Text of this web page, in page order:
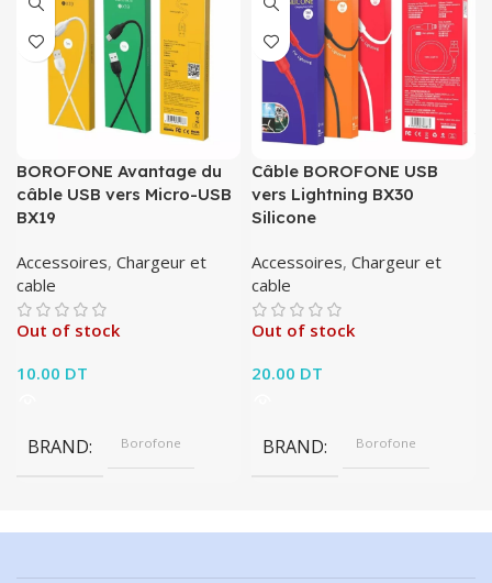
BOROFONE Avantage du
câble USB vers Micro-USB
BX19
Accessoires, Chargeur et
cable
Out of stock
10.00 DT
BRAND Borofone
Câble BOROFONE USB
vers Lightning BX30
Silicone
Accessoires, Chargeur et
cable
Out of stock
20.00 DT
BRAND Borofone